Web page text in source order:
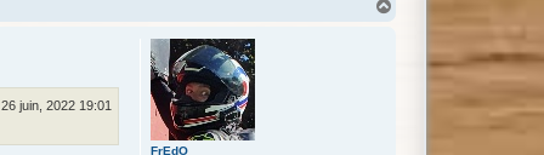
FrEdO
juin, 2022 19:01